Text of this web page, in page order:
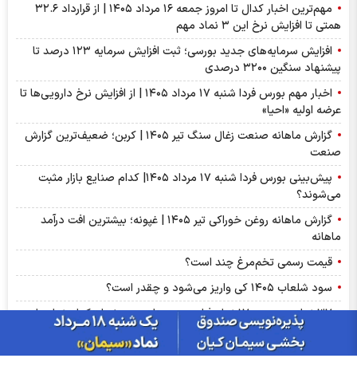
مهم‌ترین اخبار کدال تا امروز جمعه ۱۶ مرداد ۱۴۰۵ | از قرارداد ۳۲.۶
همتی تا افزایش نرخ این ۳ نماد مهم
افزایش سرمایه‌های جدید بورسی؛ ثبت افزایش سرمایه ۱۲۳ درصد تا
پیشنهاد‌ سنگین ۳۲۰۰ درصدی
اخبار مهم بورس فردا شنبه ۱۷ مرداد ۱۴۰۵ | از افزایش نرخ دارویی‌ها تا
عرضه اولیه «احیا»
گزارش ماهانه صنعت زغال سنگ تیر ۱۴۰۵ | کربن؛ ضعیف‌ترین گزارش
صنعت
پیش‌بینی بورس فردا شنبه ۱۷ مرداد ۱۴۰۵| کدام صنایع بازار مثبت
می‌شوند؟
گزارش ماهانه روغن خوراکی تیر ۱۴۰۵ | غپونه؛ بیشترین افت درآمد
ماهانه
قیمت رسمی تخم‌مرغ چند است؟
سود شلعاب ۱۴۰۵ کی واریز می‌شود و چقدر است؟
۳۷ نماد بورسی و ۱۷ نماد فرابورسی در لیست هشدار؛ کدام نماد‌ها در
آستانه تعلیق‌اند؟
تغییر مثبت در عملکرد مالی بانک صادرات ایران/ درآمد عملیاتی 80